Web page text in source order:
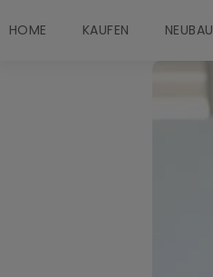
HOME KAUFEN NEUBAU